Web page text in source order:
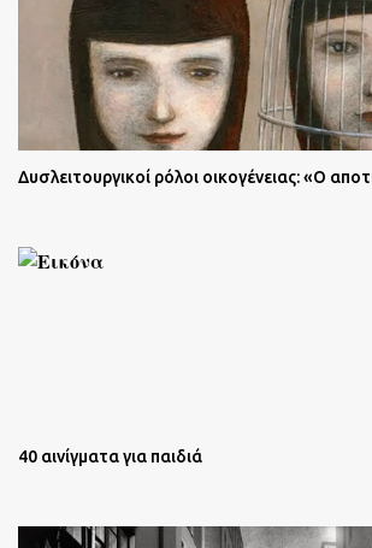
Δυσλειτουργικοί ρόλοι οικογένειας: «Ο
40 αινίγματα για παιδιά